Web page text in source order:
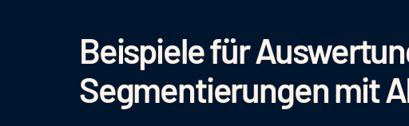
Beispiele für
Segmentierungen mit